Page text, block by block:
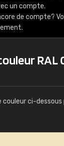
un compte.
de compte?
RAL
couleur ci-